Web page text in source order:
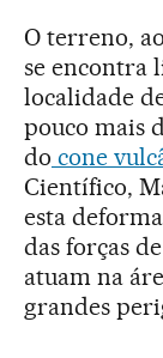
O terreno,
se encontra
localidade
pouco mais
do cone
Científico,
esta
das forças
atuam na
grandes